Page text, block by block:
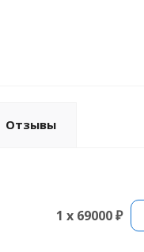
Отзывы
1 x 69000 ₽